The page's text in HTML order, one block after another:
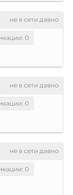
не в сети давно
0
не в сети давно
0
не в сети давно
0